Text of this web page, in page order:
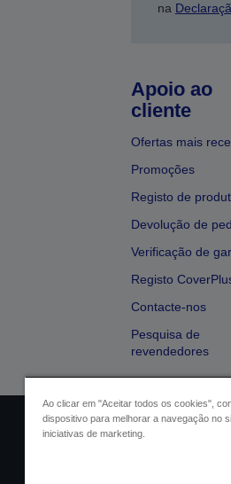
na
Apoio ao
cliente
Ofertas mais
Promoções
Registo de
Devolução de
Verificação de
Registo
Contacte-nos
Pesquisa de
revendedores
Ao clicar em "Aceitar todos os cookies",
dispositivo para melhorar a navegação no
iniciativas de marketing.